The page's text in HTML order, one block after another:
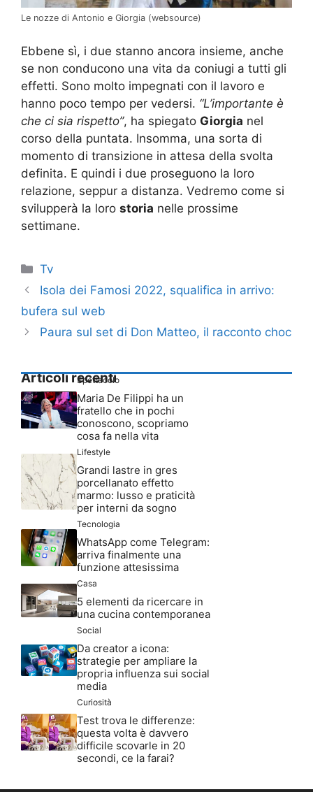
Le nozze di Antonio e Giorgia (websource)
Ebbene sì, i due stanno ancora insieme, anche
se non conducono una vita da coniugi a tutti gli
effetti. Sono molto impegnati con il lavoro e
hanno poco tempo per vedersi. “L’importante è
che ci sia rispetto”, ha spiegato Giorgia nel
corso della puntata. Insomma, una sorta di
momento di transizione in attesa della svolta
definita. E quindi i due proseguono la loro
relazione, seppur a distanza. Vedremo come si
svilupperà la loro storia nelle prossime
settimane.
Categorie
Tv
Isola dei Famosi 2022, squalifica in arrivo:
bufera sul web
Paura sul set di Don Matteo, il racconto choc
Articoli recenti
Spettacolo
Maria De Filippi ha un
fratello che in pochi
conoscono, scopriamo
cosa fa nella vita
Lifestyle
Grandi lastre in gres
porcellanato effetto
marmo: lusso e praticità
per interni da sogno
Tecnologia
WhatsApp come Telegram:
arriva finalmente una
funzione attesissima
Casa
5 elementi da ricercare in
una cucina contemporanea
Social
Da creator a icona:
strategie per ampliare la
propria influenza sui social
media
Curiosità
Test trova le differenze:
questa volta è davvero
difficile scovarle in 20
secondi, ce la farai?